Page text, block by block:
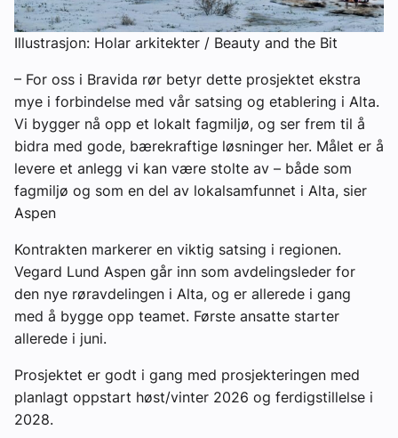
Illustrasjon: Holar arkitekter / Beauty and the Bit
– For oss i Bravida rør betyr dette prosjektet ekstra
mye i forbindelse med vår satsing og etablering i Alta.
Vi bygger nå opp et lokalt fagmiljø, og ser frem til å
bidra med gode, bærekraftige løsninger her. Målet er å
levere et anlegg vi kan være stolte av – både som
fagmiljø og som en del av lokalsamfunnet i Alta, sier
Aspen
Kontrakten markerer en viktig satsing i regionen.
Vegard Lund Aspen går inn som avdelingsleder for
den nye røravdelingen i Alta, og er allerede i gang
med å bygge opp teamet. Første ansatte starter
allerede i juni.
Prosjektet er godt i gang med prosjekteringen med
planlagt oppstart høst/vinter 2026 og ferdigstillelse i
2028.